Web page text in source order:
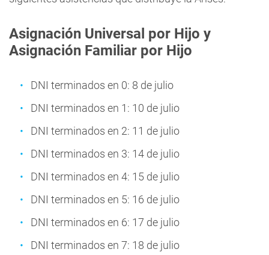
Asignación Universal por Hijo y
Asignación Familiar por Hijo
DNI terminados en 0: 8 de julio
DNI terminados en 1: 10 de julio
DNI terminados en 2: 11 de julio
DNI terminados en 3: 14 de julio
DNI terminados en 4: 15 de julio
DNI terminados en 5: 16 de julio
DNI terminados en 6: 17 de julio
DNI terminados en 7: 18 de julio